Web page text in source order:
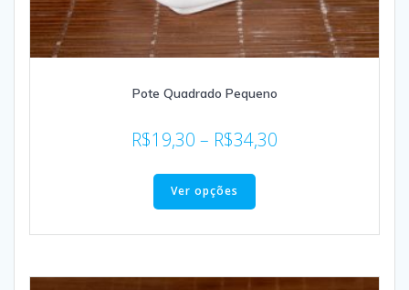
Pote Quadrado Pequeno
R$19,30 – R$34,30
Ver opções